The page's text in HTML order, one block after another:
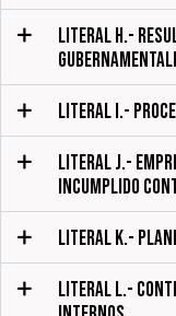
LITERAL H.-
LITERAL I.-
LITERAL J.-
INCUMPLIDO
LITERAL K.-
LITERAL L.-